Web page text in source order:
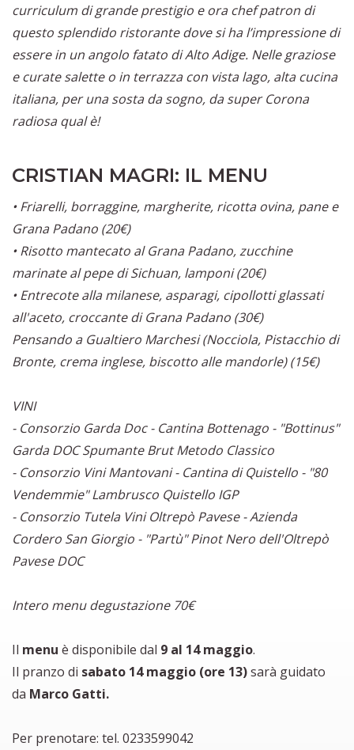
curriculum di grande prestigio e ora chef patron di
questo splendido ristorante dove si ha l’impressione di
essere in un angolo fatato di Alto Adige. Nelle graziose
e curate salette o in terrazza con vista lago, alta cucina
italiana, per una sosta da sogno, da super Corona
radiosa qual è!
CRISTIAN MAGRI: IL MENU
• Friarelli, borraggine, margherite, ricotta ovina, pane e
Grana Padano (20€)
• Risotto mantecato al Grana Padano, zucchine
marinate al pepe di Sichuan, lamponi (20€)
• Entrecote alla milanese, asparagi, cipollotti glassati
all'aceto, croccante di Grana Padano (30€)
Pensando a Gualtiero Marchesi (Nocciola, Pistacchio di
Bronte, crema inglese, biscotto alle mandorle) (15€)
VINI
- Consorzio Garda Doc - Cantina Bottenago - "Bottinus"
Garda DOC Spumante Brut Metodo Classico
- Consorzio Vini Mantovani - Cantina di Quistello - "80
Vendemmie" Lambrusco Quistello IGP
- Consorzio Tutela Vini Oltrepò Pavese - Azienda
Cordero San Giorgio - "Partù" Pinot Nero dell'Oltrepò
Pavese DOC
Intero menu degustazione 70€
Il menu è disponibile dal 9 al 14 maggio.
Il pranzo di sabato 14 maggio (ore 13)sarà guidato
da Marco Gatti.
Per prenotare: tel. 0233599042